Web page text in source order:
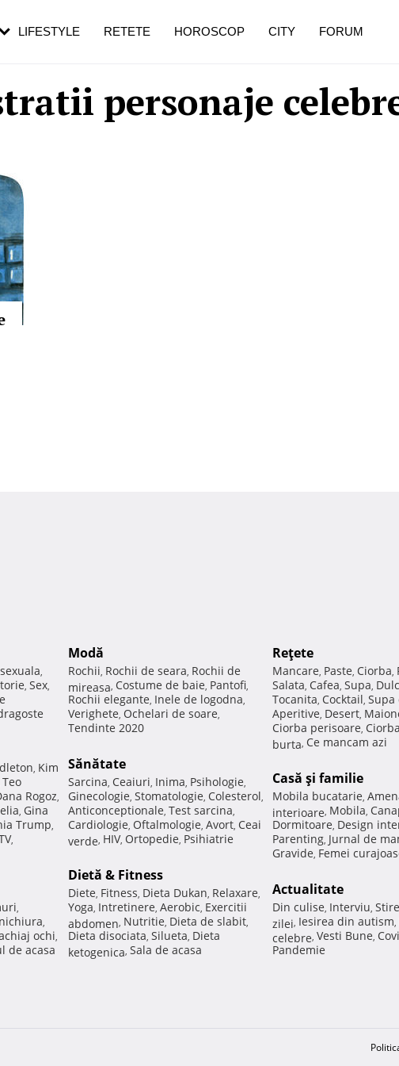
personaje
LIFESTYLE RETETE HOROSCOP CITY FORUM
pe măsură ce înaintezi în vârstă
,
, Sex,
, Kim
Teo
Rogoz,
, Gina
Trump,
,
,
,
ochi,
de acasa
Modă
Rochii, Rochii de seara, Rochii de
mireasa, Costume de baie, Pantofi,
Rochii elegante, Inele de logodna,
Verighete, Ochelari de soare,
Tendinte 2020
Sănătate
Sarcina, Ceaiuri, Inima, Psihologie,
Ginecologie, Stomatologie, Colesterol,
Anticonceptionale, Test sarcina,
Cardiologie, Oftalmologie, Avort, Ceai
verde, HIV, Ortopedie, Psihiatrie
Dietă & Fitness
Diete, Fitness, Dieta Dukan, Relaxare,
Yoga, Intretinere, Aerobic, Exercitii
abdomen, Nutritie, Dieta de slabit,
Dieta disociata, Silueta, Dieta
ketogenica, Sala de acasa
Reţete
Mancare, Paste, Ciorba,
Salata, Cafea, Supa,
Tocanita, Cocktail, Supa
Aperitive, Desert,
Ciorba perisoare,
burta, Ce mancam azi
Casă şi familie
Mobila bucatarie,
interioare, Mobila,
Dormitoare, Design
Parenting, Jurnal de
Gravide, Femei
Actualitate
Din culise, Interviu,
zilei, Iesirea din autism,
celebre, Vesti Bune,
Pandemie